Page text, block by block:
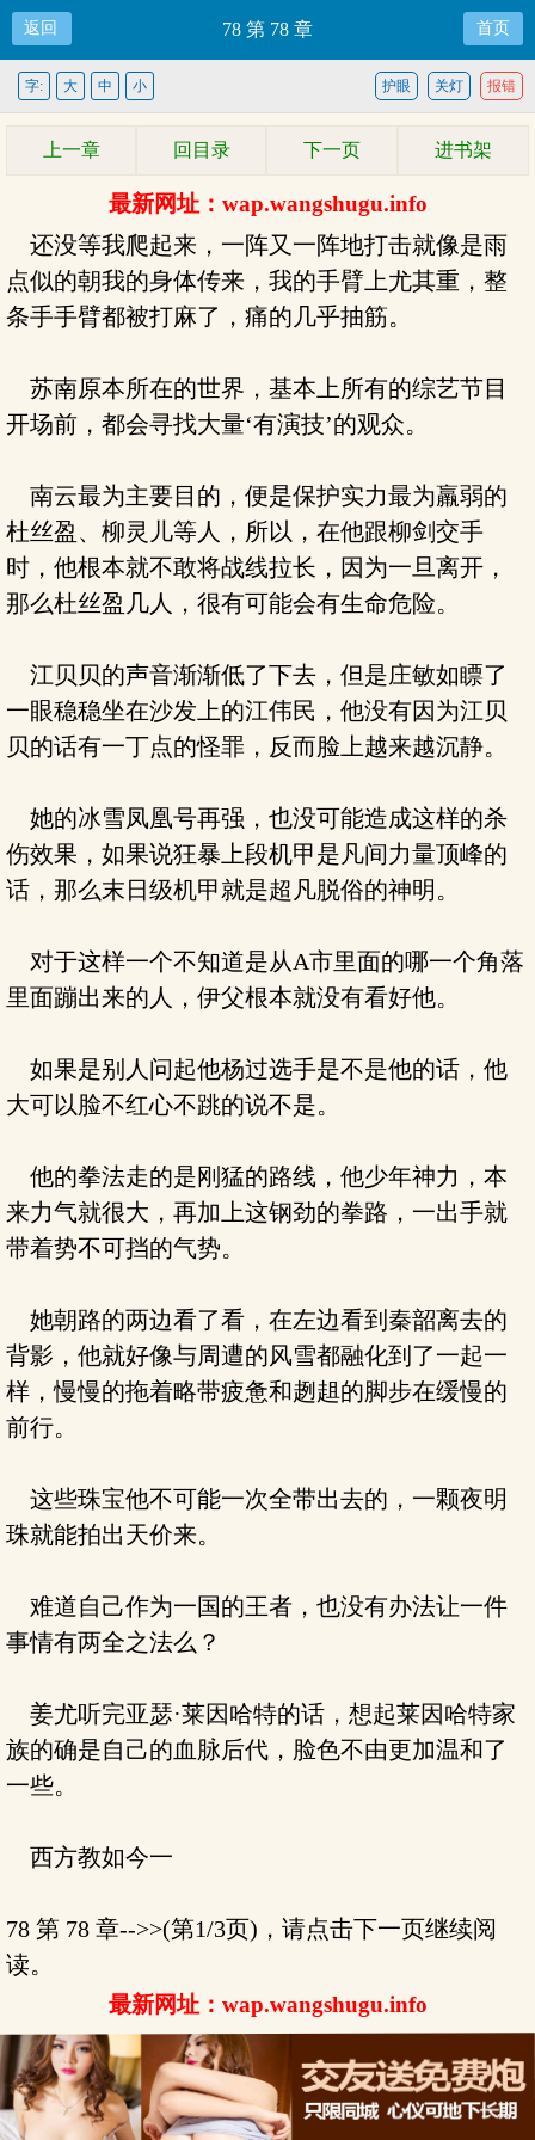
返回 78 第 78 章 首页
报错
关灯
护眼
字: 大 中 小
上一章 回目录 下一页 进书架
最新网址：wap.wangshugu.info
还没等我爬起来，一阵又一阵地打击就像是雨
点似的朝我的身体传来，我的手臂上尤其重，整
条手手臂都被打麻了，痛的几乎抽筋。
苏南原本所在的世界，基本上所有的综艺节目
开场前，都会寻找大量‘有演技’的观众。
南云最为主要目的，便是保护实力最为羸弱的
杜丝盈、柳灵儿等人，所以，在他跟柳剑交手
时，他根本就不敢将战线拉长，因为一旦离开，
那么杜丝盈几人，很有可能会有生命危险。
江贝贝的声音渐渐低了下去，但是庄敏如瞟了
一眼稳稳坐在沙发上的江伟民，他没有因为江贝
贝的话有一丁点的怪罪，反而脸上越来越沉静。
她的冰雪凤凰号再强，也没可能造成这样的杀
伤效果，如果说狂暴上段机甲是凡间力量顶峰的
话，那么末日级机甲就是超凡脱俗的神明。
对于这样一个不知道是从A市里面的哪一个角落
里面蹦出来的人，伊父根本就没有看好他。
如果是别人问起他杨过选手是不是他的话，他
大可以脸不红心不跳的说不是。
他的拳法走的是刚猛的路线，他少年神力，本
来力气就很大，再加上这钢劲的拳路，一出手就
带着势不可挡的气势。
她朝路的两边看了看，在左边看到秦韶离去的
背影，他就好像与周遭的风雪都融化到了一起一
样，慢慢的拖着略带疲惫和趔趄的脚步在缓慢的
前行。
这些珠宝他不可能一次全带出去的，一颗夜明
珠就能拍出天价来。
难道自己作为一国的王者，也没有办法让一件
事情有两全之法么？
姜尤听完亚瑟·莱因哈特的话，想起莱因哈特家
族的确是自己的血脉后代，脸色不由更加温和了
一些。
西方教如今一
78 第 78 章-->>(第1/3页)，请点击下一页继续阅
读。
最新网址：wap.wangshugu.info